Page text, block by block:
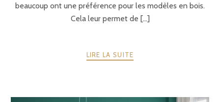
beaucoup ont une préférence pour les modèles en bois.
Cela leur permet de [...]
LIRE LA SUITE